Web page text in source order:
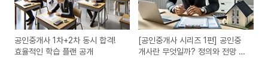
공인중개사 1차+2차 동시 합격!
효율적인 학습 플랜 공개
[공인중개사 시리즈 1편] 공인중
개사란 무엇일까? 정의와 전망 완